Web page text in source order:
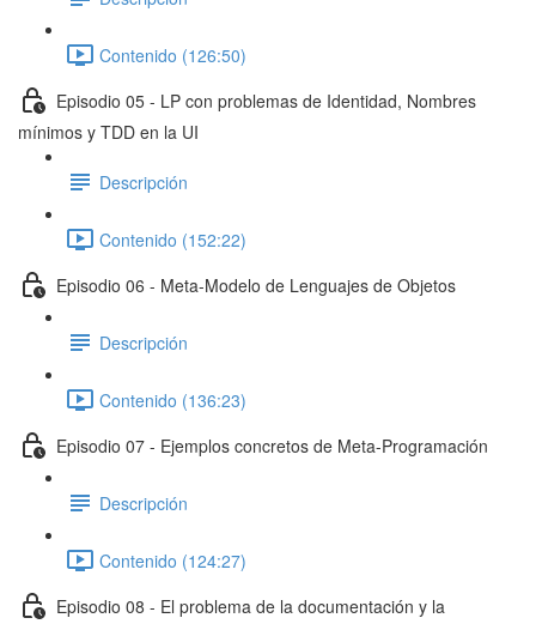
Contenido (126:50)
Episodio 05 - LP con problemas de Identidad, Nombres
mínimos y TDD en la UI
Descripción
Contenido (152:22)
Episodio 06 - Meta-Modelo de Lenguajes de Objetos
Descripción
Contenido (136:23)
Episodio 07 - Ejemplos concretos de Meta-Programación
Descripción
Contenido (124:27)
Episodio 08 - El problema de la documentación y la